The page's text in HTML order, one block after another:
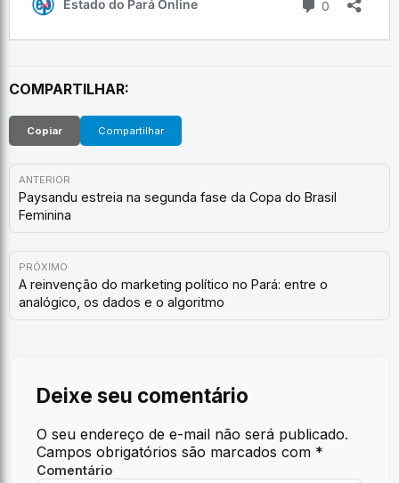
COMPARTILHAR:
Copiar Compartilhar
ANTERIOR
Paysandu estreia na segunda fase da Copa do Brasil
Feminina
PRÓXIMO
A reinvenção do marketing político no Pará: entre o
analógico, os dados e o algoritmo
Deixe seu comentário
O seu endereço de e-mail não será publicado.
Campos obrigatórios são marcados com *
Comentário